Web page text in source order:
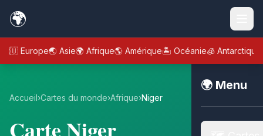
🌍
🇪🇺 Europe🌏 Asie🌍 Afrique🌎 Amérique🏝️ Océanie🧊 Antarctique
🌍 Menu
Accueil›Cartes du monde›Afrique›Niger
Carte Niger